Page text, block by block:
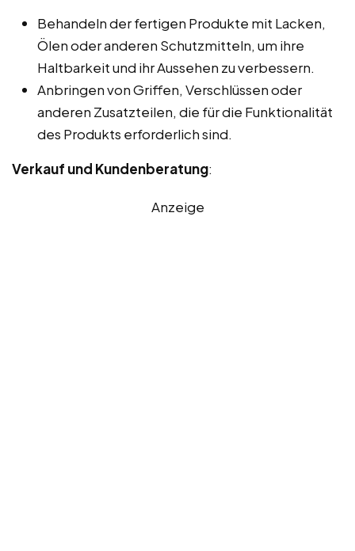
Behandeln der fertigen Produkte mit Lacken,
Ölen oder anderen Schutzmitteln, um ihre
Haltbarkeit und ihr Aussehen zu verbessern.
Anbringen von Griffen, Verschlüssen oder
anderen Zusatzteilen, die für die Funktionalität
des Produkts erforderlich sind.
Verkauf und Kundenberatung:
Anzeige